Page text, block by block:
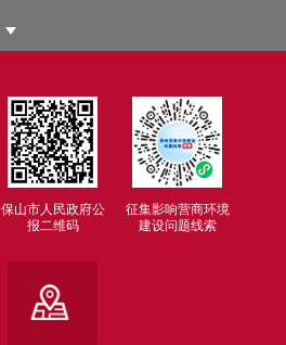
保山市人民政府公
报二维码
征集影响营商环境
建设问题线索